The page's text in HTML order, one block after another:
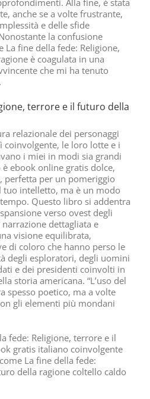
anche se a volte frustrante,
e delle sfide
la confusione
La fine della fede: Religione,
è coagulata in una
che mi ha tenuto
terrore e il futuro della
relazionale dei personaggi
coinvolgente, le loro lotte e i
i miei in modi sia grandi
ebook online gratis dolce,
perfetta per un pomeriggio
intelletto, ma è un modo
Questo libro si addentra
verso ovest degli
dettagliata e
visione equilibrata,
di coloro che hanno perso le
degli esploratori, degli uomini
e dei presidenti coinvolti in
storia americana. “L’uso del
spesso poetico, ma a volte
gli elementi più mondani
fede: Religione, terrore e il
gratis italiano coinvolgente
La fine della fede:
della ragione coltello caldo